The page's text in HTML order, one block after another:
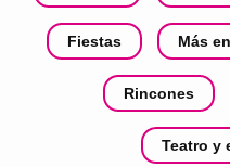
Fiestas Más
Rincones
Teatro y